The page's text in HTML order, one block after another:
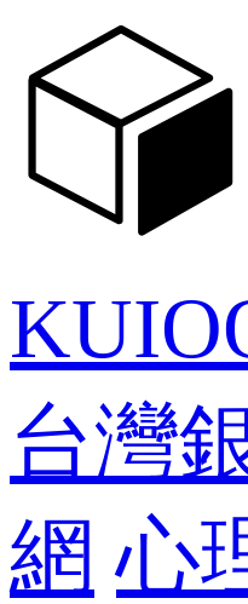
台灣
網 心